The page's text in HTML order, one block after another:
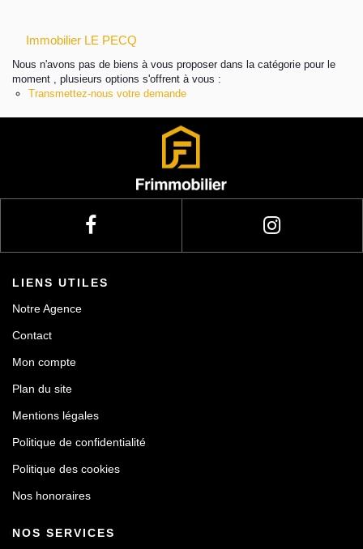
Actualités
Contact
Immobilier LE PECQ
Nous n'avons pas de biens à vous proposer dans la catégorie pour le
moment , plusieurs options s'offrent à vous :
Transmettez-nous votre demande
LIENS UTILES
Notre Agence
Contact
Mon compte
Plan du site
Mentions légales
Politique de confidentialité
Politique des cookies
Nos honoraires
NOS SERVICES